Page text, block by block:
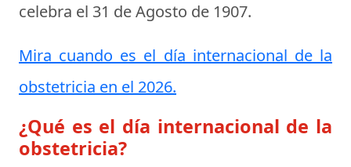
celebra el 31 de Agosto de 1907.
Mira cuando es el día internacional de la
obstetricia en el 2026.
¿Qué es el día internacional de la
obstetricia?